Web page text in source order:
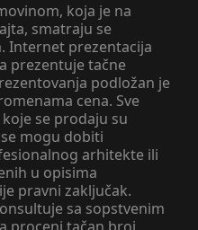
koja je na
smatraju se
Internet prezentacija
prezentuje tačne
podložan je
cena. Sve
se prodaju su
mogu dobiti
arhitekte ili
u opisima
pravni zaključak.
sa sopstvenim